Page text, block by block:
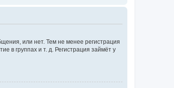
или нет. Тем не менее регистрация
в группах и т. д. Регистрация займёт у